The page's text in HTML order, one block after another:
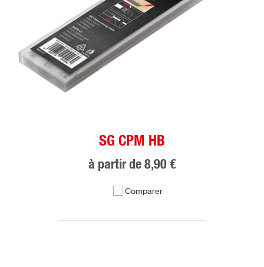
SG CPM HB
à partir de 8,90 €
Comparer